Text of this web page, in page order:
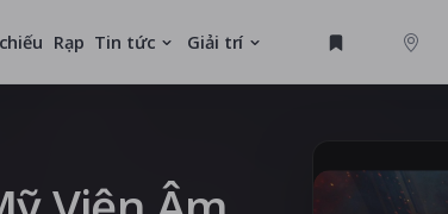
Rạp Tin tức Giải trí